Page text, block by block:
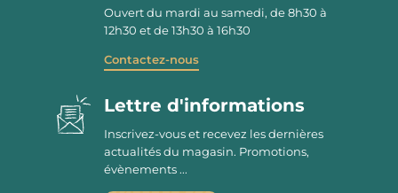
Ouvert du mardi au samedi, de 8h30 à
12h30 et de 13h30 à 16h30
Contactez-nous
Lettre d'informations
Inscrivez-vous et recevez les dernières
actualités du magasin. Promotions,
évènements ...